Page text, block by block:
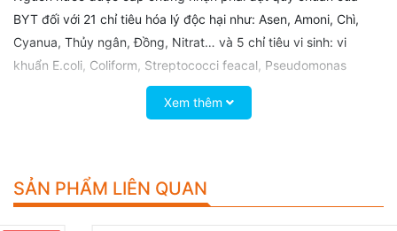
BYT đối với 21 chỉ tiêu hóa lý độc hại như: Asen, Amoni, Chì,
Cyanua, Thủy ngân, Đồng, Nitrat… và 5 chỉ tiêu vi sinh: vi
khuẩn E.coli, Coliform, Streptococci feacal, Pseudomonas
aeruginosa, Bào tử vi khuẩn kị khí khử sulfit, đảm bảo an toàn
tuyệt đối cho sức khỏe người dùng khi uống trực tiếp.
ion kim loại nặng, vi khuẩn và các tạp chất khác cho
nguồn nước hoàn toàn tinh khiết.
Xem thêm
SẢN PHẨM LIÊN QUAN